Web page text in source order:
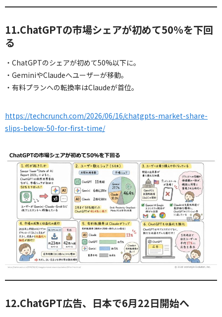
11.ChatGPTの市場シェアが初めて50％を下回
る
・ChatGPTのシェアが初めて50%以下に。
・GeminiやClaudeへユーザーが移動。
・有料プランへの転換率はClaudeが首位。
https://techcrunch.com/2026/06/16/chatgpts-market-share-
slips-below-50-for-first-time/
12.ChatGPT広告、日本で6月22日開始へ